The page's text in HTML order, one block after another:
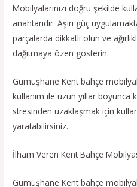
Mobilyalarınızı doğru şekilde
anahtarıdır. Aşırı güç
parçalarda dikkatli olun ve
dağıtmaya özen gösterin.
Gümüşhane Kent bahçe
kullanım ile uzun yıllar boyunca
stresinden uzaklaşmak için
yaratabilirsiniz.
İlham Veren Kent Bahçe
Gümüşhane Kent bahçe